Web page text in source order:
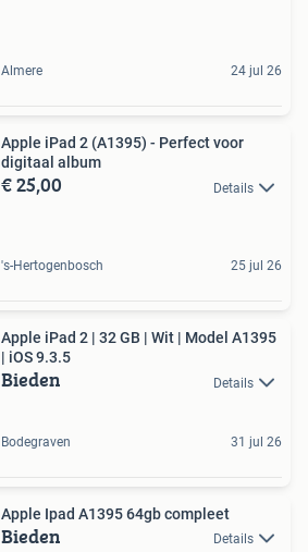
Almere 24 jul 26
Apple iPad 2 (A1395) - Perfect voor
digitaal album
€ 25,00 Details
's-Hertogenbosch 25 jul 26
Apple iPad 2 | 32 GB | Wit | Model A1395
| iOS 9.3.5
Bieden Details
Bodegraven 31 jul 26
Apple Ipad A1395 64gb compleet
Bieden Details